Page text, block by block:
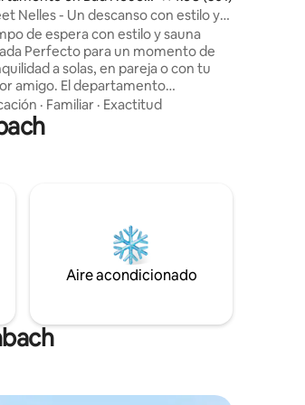
Nelles - Un descanso con estilo y
privada
de espera con estilo y sauna
momento de
a solas, en pareja o con tu
amigo. El departamento
de alta calidad ofrece un
cálido y relajado y está
alejado del ajetreo y el
así como las instalaciones de
y secado, también hacen que
estadías más largas sean cómodas y
· Familiar · Exactitud
Aire acondicionado